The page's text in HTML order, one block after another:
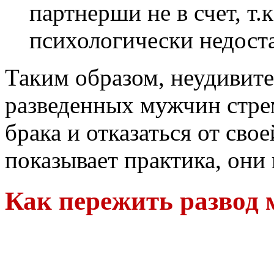
партнерши не в счет,
психологически
Таким образом,
разведенных мужчин
брака и отказаться от
показывает практика,
Как пережить развод